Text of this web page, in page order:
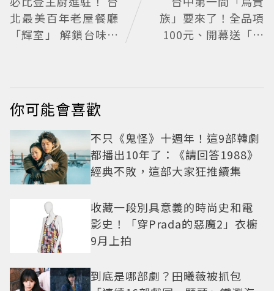
北最美百年老屋餐廳
「輝室」 解鎖台味記
族」要來了！全品項
100元、開幕送「酥
你可能會喜歡
不只《鬼怪》十週年！這9部韓劇
都播出10年了：《請回答1988》
經典不敗，這部大家狂推續集
收藏一段別具意義的時尚史和電
影史！「穿Prada的惡魔2」衣櫥
9月上拍
到底是哪部劇？田曦薇被抓包